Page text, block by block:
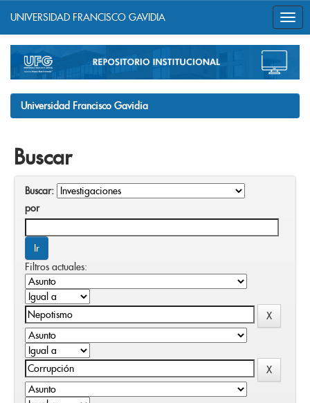
navigation
UNIVERSIDAD FRANCISCO GAVIDIA
Universidad Francisco Gavidia
Buscar
Buscar:
por
Filtros actuales: